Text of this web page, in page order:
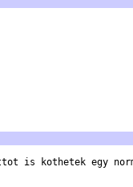
is kothetek egy